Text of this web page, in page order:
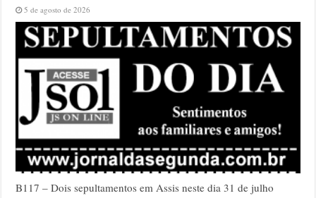
5 de agosto de 2026
B117 – Dois sepultamentos em Assis neste dia 31 de julho